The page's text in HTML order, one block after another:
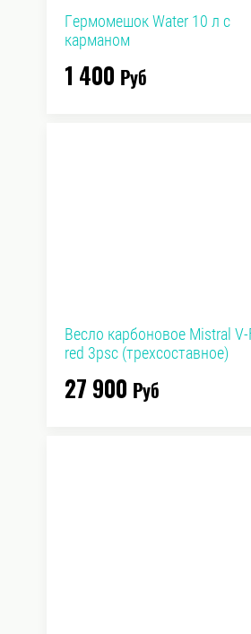
Гермомешок Water 10 л с
карманом
1 400 Руб
Весло карбоновое Mistral
red 3psc (трехсоставное)
27 900 Руб